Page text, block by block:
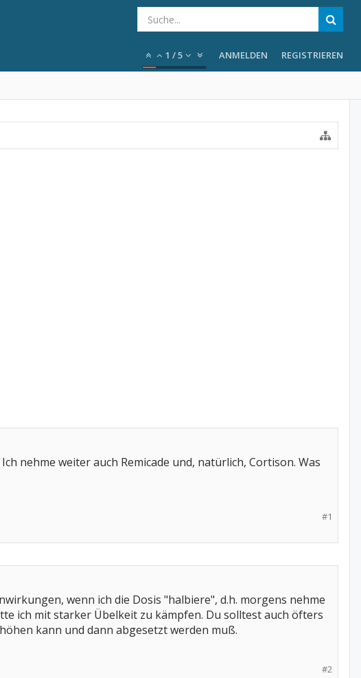
1 /5 ANMELDEN REGISTRIEREN
nehme weiter auch Remicade und, natürlich, Cortison. Was
#1
wenn ich die Dosis "halbiere", d.h. morgens nehme
ich mit starker Übelkeit zu kämpfen. Du solltest auch öfters
kann und dann abgesetzt werden muß.
#2